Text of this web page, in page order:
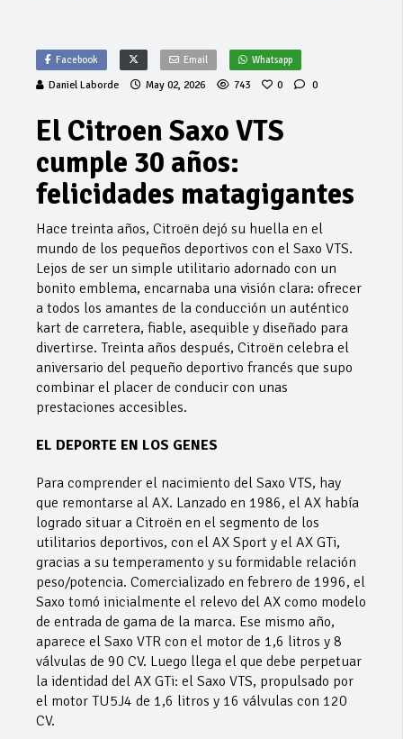
Facebook Email Whatsapp
Daniel Laborde May 02, 2026 743 0 0
El Citroen Saxo VTS
cumple 30 años:
felicidades matagigantes
Hace treinta años, Citroën dejó su huella en el
mundo de los pequeños deportivos con el Saxo VTS.
Lejos de ser un simple utilitario adornado con un
bonito emblema, encarnaba una visión clara: ofrecer
a todos los amantes de la conducción un auténtico
kart de carretera, fiable, asequible y diseñado para
divertirse. Treinta años después, Citroën celebra el
aniversario del pequeño deportivo francés que supo
combinar el placer de conducir con unas
prestaciones accesibles.
EL DEPORTE EN LOS GENES
Para comprender el nacimiento del Saxo VTS, hay
que remontarse al AX. Lanzado en 1986, el AX había
logrado situar a Citroën en el segmento de los
utilitarios deportivos, con el AX Sport y el AX GTi,
gracias a su temperamento y su formidable relación
peso/potencia. Comercializado en febrero de 1996, el
Saxo tomó inicialmente el relevo del AX como modelo
de entrada de gama de la marca. Ese mismo año,
aparece el Saxo VTR con el motor de 1,6 litros y 8
válvulas de 90 CV. Luego llega el que debe perpetuar
la identidad del AX GTi: el Saxo VTS, propulsado por
el motor TU5J4 de 1,6 litros y 16 válvulas con 120
CV.